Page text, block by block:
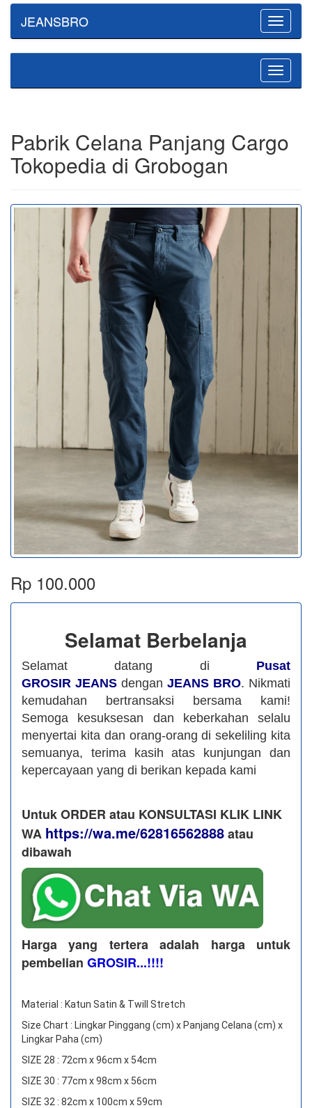
Toggle
JEANSBRO
Toggle
Pabrik Celana Panjang Cargo
Tokopedia di Grobogan
Rp 100.000
Selamat Berbelanja
Selamat datang di Pusat
GROSIR JEANS dengan JEANS BRO. Nikmati
kemudahan bertransaksi bersama kami!
Semoga kesuksesan dan keberkahan selalu
menyertai kita dan orang-orang di sekeliling kita
semuanya, terima kasih atas kunjungan dan
kepercayaan yang di berikan kepada kami
Untuk ORDER atau KONSULTASI KLIK LINK
WA https://wa.me/62816562888​ atau
dibawah
Harga yang tertera adalah harga untuk
pembelian GROSIR...!!!!
Material : Katun Satin & Twill Stretch
Size Chart : Lingkar Pinggang (cm) x Panjang Celana (cm) x
Lingkar Paha (cm)
SIZE 28 : 72cm x 96cm x 54cm
SIZE 30 : 77cm x 98cm x 56cm
SIZE 32 : 82cm x 100cm x 59cm